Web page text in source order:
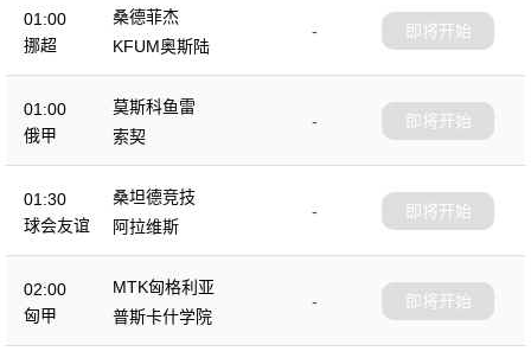
01:00
挪超
桑德菲杰
-
KFUM奥斯陆
即将开始
01:00
俄甲
莫斯科鱼雷
-
索契
即将开始
01:30
球会友谊
桑坦德竞技
-
阿拉维斯
即将开始
02:00
匈甲
MTK匈格利亚
-
普斯卡什学院
即将开始